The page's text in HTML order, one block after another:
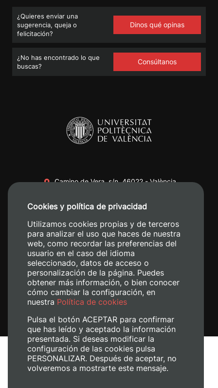
¿Quieres enviar una
sugerencia, queja o
felicitación?
Dinos qué opinas
¿No has encontrado lo que
buscas?
Consúltanos
Camino de Vera, s/n. 46022 - València
+34 620 04 00 50
Aviso legal
Política de cookies
Cookies y política de privacidad
Utilizamos cookies propias y de terceros
para analizar el uso que haces de nuestra
web, como recordar las preferencias del
usuario en el caso del idioma
seleccionado, datos de acceso o
personalización de la página. Puedes
obtener más información, o bien conocer
cómo cambiar la configuración, en
nuestra Política de cookies
Pulsa el botón ACEPTAR para confirmar
que has leído y aceptado la información
presentada. Si deseas modificar la
configuración de las cookies pulsa
PERSONALIZAR. Después de aceptar, no
volveremos a mostrarte este mensaje.